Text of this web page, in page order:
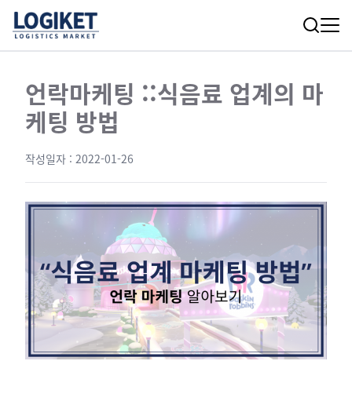
언락마케팅 ::식음료 업계의 마
케팅 방법
작성일자 : 2022-01-26